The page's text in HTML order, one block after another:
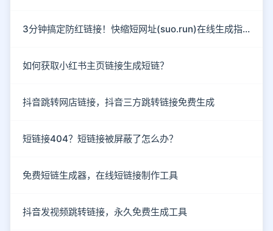
3分钟搞定防红链接！快缩短网址(suo.run)在线生成指南
如何获取小红书主页链接生成短链？
抖音跳转网店链接，抖音三方跳转链接免费生成
短链接404？短链接被屏蔽了怎么办？
免费短链生成器，在线短链接制作工具
抖音发视频跳转链接，永久免费生成工具